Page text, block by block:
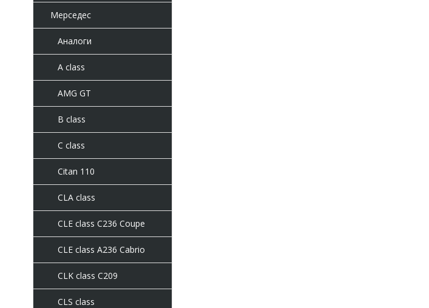
Мерседес
Аналоги
A class
AMG GT
B class
C class
Citan 110
CLA class
CLE class C236 Coupe
CLE class A236 Cabrio
CLK class C209
CLS class